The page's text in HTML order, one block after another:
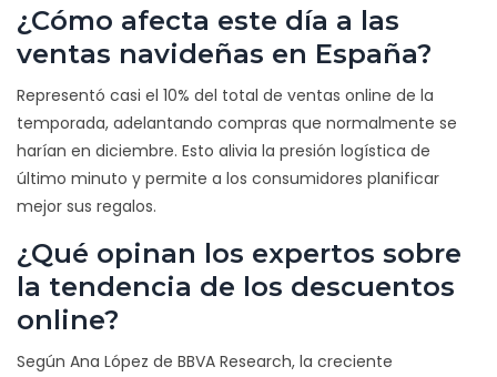
¿Cómo afecta este día a las
ventas navideñas en España?
Representó casi el 10% del total de ventas online de la
temporada, adelantando compras que normalmente se
harían en diciembre. Esto alivia la presión logística de
último minuto y permite a los consumidores planificar
mejor sus regalos.
¿Qué opinan los expertos sobre
la tendencia de los descuentos
online?
Según Ana López de BBVA Research, la creciente